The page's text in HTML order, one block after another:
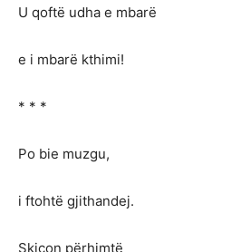
U qoftë udha e mbarë
e i mbarë kthimi!
* * *
Po bie muzgu,
i ftohtë gjithandej.
Skicon përhimtë